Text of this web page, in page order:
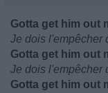
Gotta get him out
Je dois l'empêcher
Gotta get him out
Je dois l'empêcher
Gotta get him out